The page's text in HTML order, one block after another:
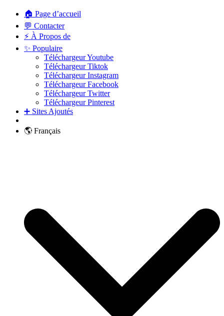
🏠 Page d’accueil
💬 Contacter
⚡ À Propos de
✨ Populaire
Téléchargeur Youtube
Téléchargeur Tiktok
Téléchargeur Instagram
Téléchargeur Facebook
Téléchargeur Twitter
Téléchargeur Pinterest
➕ Sites Ajoutés
🌎 Français